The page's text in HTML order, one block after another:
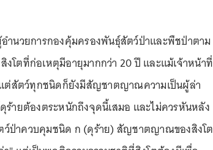
นวยการกองคุ้มครองพันธุ์สัตว์ป่าและพืชป่าตาม
โตที่ก่อเหตุมีอายุมากกว่า 20 ปี และแม้เจ้าหน้าที่
ต่สัตว์ทุกชนิดก็ยังมีสัญชาตญาณความเป็นผู้ล่า
ร้ายต้องตระหนักถึงจุดนี้เสมอ และไม่ควรหันหลัง
ว์ป่าควบคุมชนิด ก (ดุร้าย) สัญชาตญาณของสิงโต